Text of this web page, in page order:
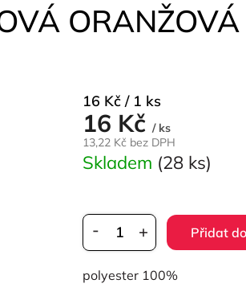
ORANŽOVÁ
16 Kč / ks
13,22 Kč bez DPH
Měrná
cena:
16 Kč / 1 ks
Skladem (28 ks)
Přidat
polyester 100%